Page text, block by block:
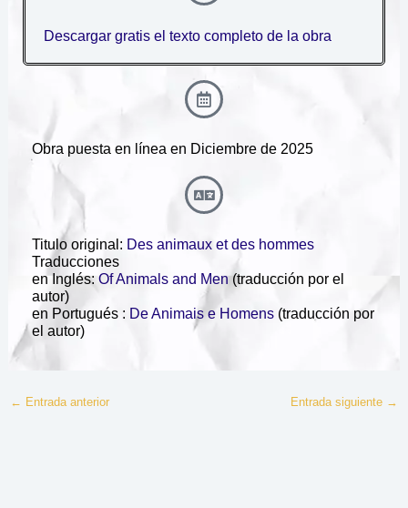
Descargar gratis el texto completo de la obra
Obra puesta en línea en Diciembre de 2025
Titulo original: Des animaux et des hommes
Traducciones
en Inglés: Of Animals and Men(traducción por el
autor)
en Portugués : De Animais e Homens(traducción por
el autor)
← Entrada anterior Entrada siguiente →